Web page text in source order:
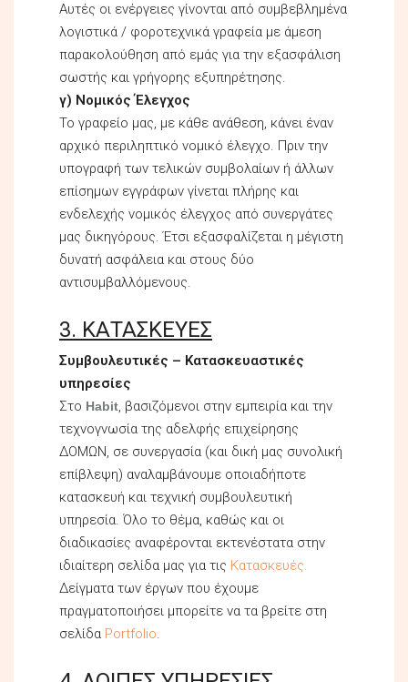
Αυτές οι ενέργειες γίνονται από συμβεβλημένα
λογιστικά / φοροτεχνικά γραφεία με άμεση
παρακολούθηση από εμάς για την εξασφάλιση
σωστής και γρήγορης εξυπηρέτησης.
γ) Νομικός Έλεγχος
Το γραφείο μας, με κάθε ανάθεση, κάνει έναν
αρχικό περιληπτικό νομικό έλεγχο. Πριν την
υπογραφή των τελικών συμβολαίων ή άλλων
επίσημων εγγράφων γίνεται πλήρης και
ενδελεχής νομικός έλεγχος από συνεργάτες
μας δικηγόρους. Έτσι εξασφαλίζεται η μέγιστη
δυνατή ασφάλεια και στους δύο
αντισυμβαλλόμενους.
3. ΚΑΤΑΣΚΕΥΕΣ
Συμβουλευτικές – Κατασκευαστικές
υπηρεσίες
Στο Ηabit, βασιζόμενοι στην εμπειρία και την
τεχνογνωσία της αδελφής επιχείρησης
ΔΟΜΩΝ, σε συνεργασία (και δική μας συνολική
επίβλεψη) αναλαμβάνουμε οποιαδήποτε
κατασκευή και τεχνική συμβουλευτική
υπηρεσία. Όλο το θέμα, καθώς και οι
διαδικασίες αναφέρονται εκτενέστατα στην
ιδιαίτερη σελίδα μας για τις Κατασκευές.
Δείγματα των έργων που έχουμε
πραγματοποιήσει μπορείτε να τα βρείτε στη
σελίδα Portfolio.